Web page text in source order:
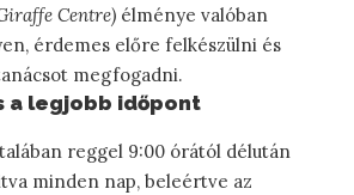
Centre) élménye valóban
érdemes előre felkészülni és
megfogadni.
a legjobb időpont
reggel 9:00 órától délután
minden nap, beleértve az